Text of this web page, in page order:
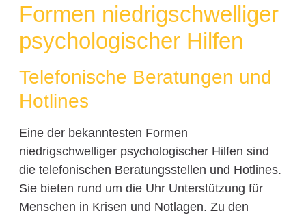
Formen niedrigschwelliger
psychologischer Hilfen
Telefonische Beratungen und
Hotlines
Eine der bekanntesten Formen
niedrigschwelliger psychologischer Hilfen sind
die telefonischen Beratungsstellen und Hotlines.
Sie bieten rund um die Uhr Unterstützung für
Menschen in Krisen und Notlagen. Zu den